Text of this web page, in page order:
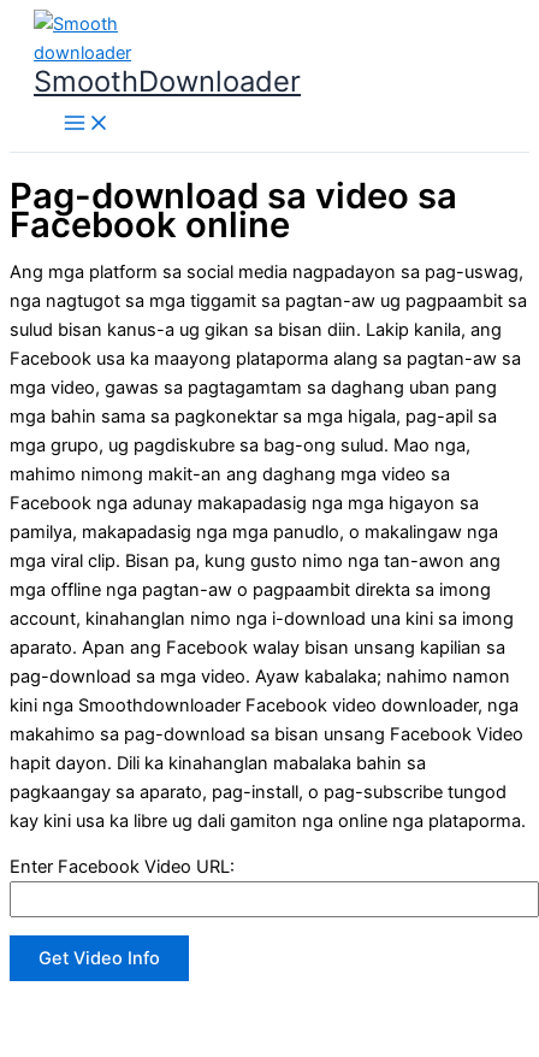
Skip
content
SmoothDownloader
Pag-download sa video sa
Facebook online
Ang mga platform sa social media nagpadayon sa pag-uswag,
nga nagtugot sa mga tiggamit sa pagtan-aw ug pagpaambit sa
sulud bisan kanus-a ug gikan sa bisan diin. Lakip kanila, ang
Facebook usa ka maayong plataporma alang sa pagtan-aw sa
mga video, gawas sa pagtagamtam sa daghang uban pang
mga bahin sama sa pagkonektar sa mga higala, pag-apil sa
mga grupo, ug pagdiskubre sa bag-ong sulud. Mao nga,
mahimo nimong makit-an ang daghang mga video sa
Facebook nga adunay makapadasig nga mga higayon sa
pamilya, makapadasig nga mga panudlo, o makalingaw nga
mga viral clip. Bisan pa, kung gusto nimo nga tan-awon ang
mga offline nga pagtan-aw o pagpaambit direkta sa imong
account, kinahanglan nimo nga i-download una kini sa imong
aparato. Apan ang Facebook walay bisan unsang kapilian sa
pag-download sa mga video. Ayaw kabalaka; nahimo namon
kini nga Smoothdownloader Facebook video downloader, nga
makahimo sa pag-download sa bisan unsang Facebook Video
hapit dayon. Dili ka kinahanglan mabalaka bahin sa
pagkaangay sa aparato, pag-install, o pag-subscribe tungod
kay kini usa ka libre ug dali gamiton nga online nga plataporma.
Enter Facebook Video URL:
Get Video Info